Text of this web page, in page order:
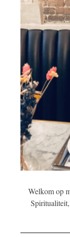
Welkom op